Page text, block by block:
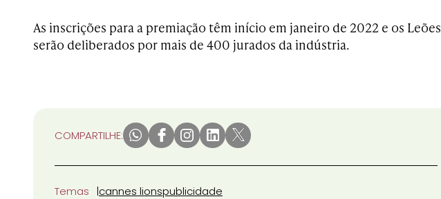
As inscrições para a premiação têm início em janeiro de 2022 e os Leões
serão deliberados por mais de 400 jurados da indústria.
COMPARTILHE:
Temas cannes lionspublicidade